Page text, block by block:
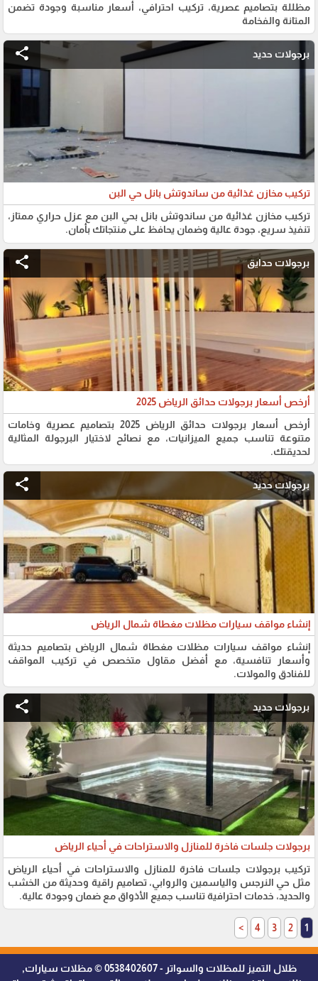
مظللة بتصاميم عصرية، تركيب احترافي، أسعار مناسبة وجودة تضمن
المتانة والفخامة
share برجولات حديد
تركيب مخازن غذائية من ساندوتش بانل حي البن
تركيب مخازن غذائية من ساندوتش بانل بحي البن مع عزل حراري ممتاز،
تنفيذ سريع، جودة عالية وضمان يحافظ على منتجاتك بأمان.
share برجولات حدايق
أرخص أسعار برجولات حدائق الرياض 2025
أرخص أسعار برجولات حدائق الرياض 2025 بتصاميم عصرية وخامات
متنوعة تناسب جميع الميزانيات، مع نصائح لاختيار البرجولة المثالية
لحديقتك.
share برجولات حديد
إنشاء مواقف سيارات مظلات مغطاة شمال الرياض
إنشاء مواقف سيارات مظلات مغطاة شمال الرياض بتصاميم حديثة
وأسعار تنافسية، مع أفضل مقاول متخصص في تركيب المواقف
للفنادق والمولات.
share برجولات حديد
برجولات جلسات فاخرة للمنازل والاستراحات في أحياء الرياض
تركيب برجولات جلسات فاخرة للمنازل والاستراحات في أحياء الرياض
مثل حي النرجس والياسمين والروابي، تصاميم راقية وحديثة من الخشب
والحديد، خدمات احترافية تناسب جميع الأذواق مع ضمان وجودة عالية.
1
2
3
4
>
ظلال التميز للمظلات والسواتر - 0538402607 © مظلات سيارات,